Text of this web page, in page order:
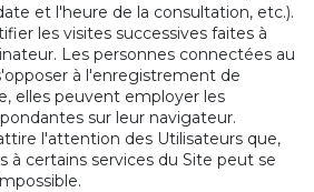
et l'heure de la consultation, etc.).
les visites successives faites à
Les personnes connectées au
à l'enregistrement de
elles peuvent employer les
sur leur navigateur.
l'attention des Utilisateurs que,
à certains services du Site peut se